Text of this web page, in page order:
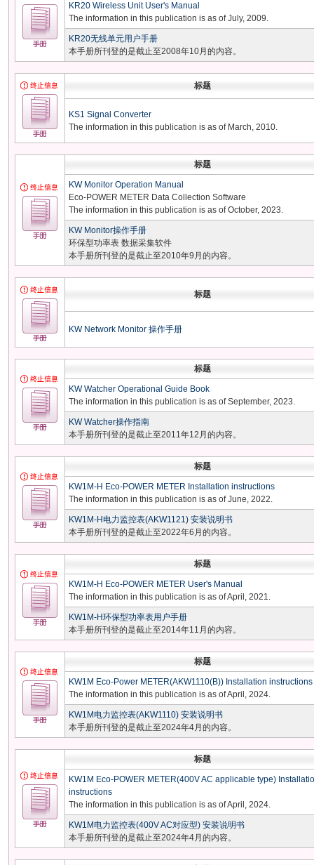
KR20 Wireless Unit User's Manual
The information in this publication is as of July, 2009.
KR20无线单元用户手册
本手册所刊登的是截止至2008年10月的内容。
标题
KS1 Signal Converter
The information in this publication is as of March, 2010.
标题
KW Monitor Operation Manual
Eco-POWER METER Data Collection Software
The information in this publication is as of October, 2023.
KW Monitor操作手册
环保型功率表 数据采集软件
本手册所刊登的是截止至2010年9月的内容。
标题
KW Network Monitor 操作手册
标题
KW Watcher Operational Guide Book
The information in this publication is as of September, 2023.
KW Watcher操作指南
本手册所刊登的是截止至2011年12月的内容。
标题
KW1M-H Eco-POWER METER Installation instructions
The information in this publication is as of June, 2022.
KW1M-H电力监控表(AKW1121) 安装说明书
本手册所刊登的是截止至2022年6月的内容。
标题
KW1M-H Eco-POWER METER User's Manual
The information in this publication is as of April, 2021.
KW1M-H环保型功率表用户手册
本手册所刊登的是截止至2014年11月的内容。
标题
KW1M Eco-Power METER(AKW1110(B)) Installation instructions
The information in this publication is as of April, 2024.
KW1M电力监控表(AKW1110) 安装说明书
本手册所刊登的是截止至2024年4月的内容。
标题
KW1M Eco-POWER METER(400V AC applicable type)
instructions
The information in this publication is as of April, 2024.
KW1M电力监控表(400V AC对应型) 安装说明书
本手册所刊登的是截止至2024年4月的内容。